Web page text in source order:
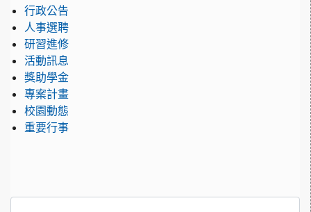
行政公告
人事選聘
研習進修
活動訊息
獎助學金
專案計畫
校園動態
重要行事